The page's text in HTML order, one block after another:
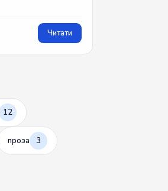
Читати
12
проза 3